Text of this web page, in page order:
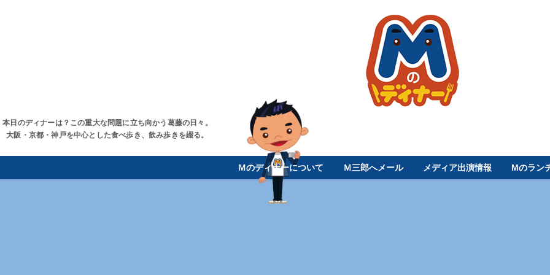
本日のディナーは？この重大な問題に立ち向かう葛藤の日々。
大阪・京都・神戸を中心とした食べ歩き、飲み歩きを綴る。
Ｍのディナーについて Ｍ三郎へメール メディア出演情報 Mのラン